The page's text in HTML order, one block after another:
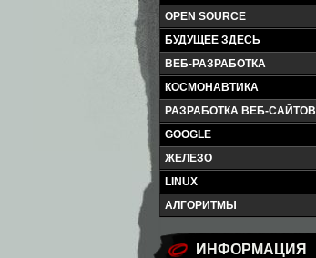
OPEN SOURCE
БУДУЩЕЕ ЗДЕСЬ
ВЕБ-РАЗРАБОТКА
КОСМОНАВТИКА
РАЗРАБОТКА ВЕБ-САЙТОВ
GOOGLE
ЖЕЛЕЗО
LINUX
АЛГОРИТМЫ
ИНФОРМАЦИЯ